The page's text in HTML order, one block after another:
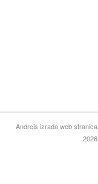
Andreis izrada web stranica
2026